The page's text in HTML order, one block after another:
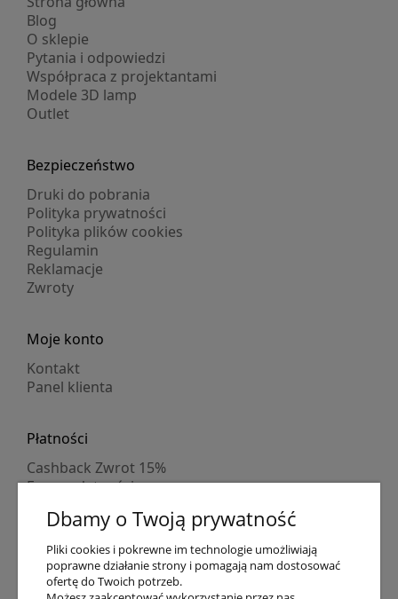
Blog
O sklepie
Pytania i odpowiedzi
Współpraca z projektantami
Modele 3D lamp
Outlet
Bezpieczeństwo
Druki do pobrania
Polityka prywatności
Polityka plików cookies
Regulamin
Reklamacje
Zwroty
Moje konto
Kontakt
Panel klienta
Płatności
Cashback Zwrot 15%
Formy płatności
Numer konta
PayPo kupujesz, nie płacisz
Progi rabatowe
Promocje
Dbamy o Twoją prywatność
Pliki cookies i pokrewne im technologie umożliwiają
poprawne działanie strony i pomagają nam dostosować
ofertę do Twoich potrzeb.